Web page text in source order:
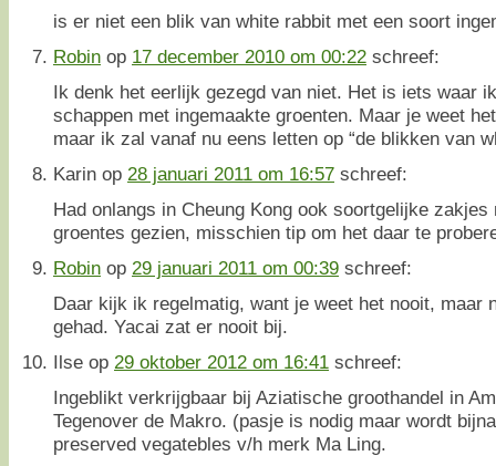
is er niet een blik van white rabbit met een soort
Robin op 17 december 2010 om 00:22 schreef:
Ik denk het eerlijk gezegd van niet. Het is iets waar
schappen met ingemaakte groenten. Maar je weet
maar ik zal vanaf nu eens letten op “de blikken van
Karin op 28 januari 2011 om 16:57 schreef:
Had onlangs in Cheung Kong ook soortgelijke
groentes gezien, misschien tip om het daar te
Robin op 29 januari 2011 om 00:39 schreef:
Daar kijk ik regelmatig, want je weet het nooit, maar
gehad. Yacai zat er nooit bij.
Ilse op 29 oktober 2012 om 16:41 schreef:
Ingeblikt verkrijgbaar bij Aziatische groothandel in
Tegenover de Makro. (pasje is nodig maar wordt
preserved vegatebles v/h merk Ma Ling.